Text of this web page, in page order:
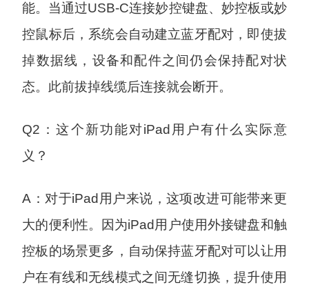
能。当通过USB-C连接妙控键盘、妙控板或妙
控鼠标后，系统会自动建立蓝牙配对，即使拔
掉数据线，设备和配件之间仍会保持配对状
态。此前拔掉线缆后连接就会断开。
Q2：这个新功能对iPad用户有什么实际意
义？
A：对于iPad用户来说，这项改进可能带来更
大的便利性。因为iPad用户使用外接键盘和触
控板的场景更多，自动保持蓝牙配对可以让用
户在有线和无线模式之间无缝切换，提升使用